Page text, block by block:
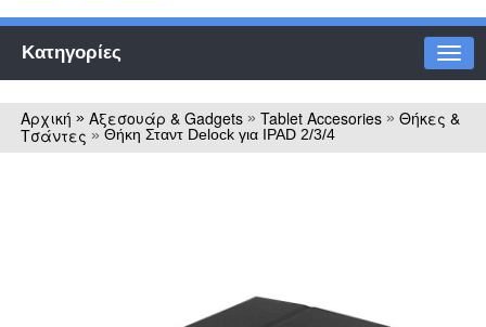
Κατηγορίες
Αρχική » Αξεσουάρ & Gadgets » Tablet Accesories » Θήκες &
Τσάντες » Θήκη Σταντ Delock για IPAD 2/3/4